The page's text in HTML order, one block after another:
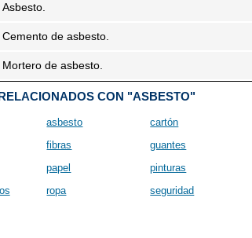
Asbesto.
Cemento de asbesto.
Mortero de asbesto.
CON "ASBESTO"
asbesto cartón
fibras guantes
papel pinturas
ropa seguridad